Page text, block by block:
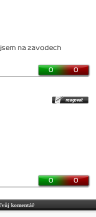
na zavodech
0 0
0 0
komentář